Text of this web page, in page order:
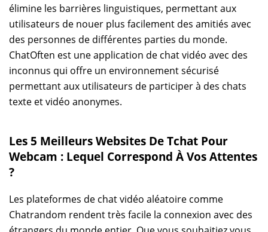
élimine les barrières linguistiques, permettant aux
utilisateurs de nouer plus facilement des amitiés avec
des personnes de différentes parties du monde.
ChatOften est une application de chat vidéo avec des
inconnus qui offre un environnement sécurisé
permettant aux utilisateurs de participer à des chats
texte et vidéo anonymes.
Les 5 Meilleurs Websites De Tchat Pour
Webcam : Lequel Correspond À Vos Attentes
?
Les plateformes de chat vidéo aléatoire comme
Chatrandom rendent très facile la connexion avec des